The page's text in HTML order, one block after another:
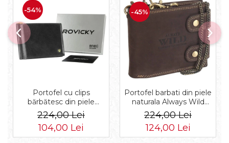
-54%
Portofel cu clips
bărbătesc din piele
naturală cu sistem RFID -
Rovicky PTR-N1908-
RVT-9799 BLACK
224,00 Lei
104,00 Lei
-45%
Portofel barbati din piele
naturala Always Wild
PTR-2900-BIC
224,00 Lei
124,00 Lei